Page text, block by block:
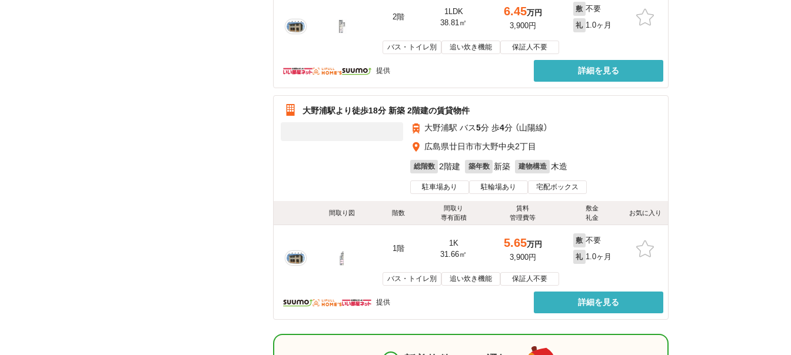
2階
1LDK
38.81㎡
6.45万円
3,900円
敷 不要
礼 1.0ヶ月
バス・トイレ別 追い炊き機能 保証人不要
提供 詳細を見る
大野浦駅より徒歩18分 新築 2階建の賃貸物件
大野浦駅 バス5分 歩4分 （山陽線）
広島県廿日市市大野中央2丁目
総階数 2階建 築年数 新築 建物構造 木造
駐車場あり 駐輪場あり 宅配ボックス
間取り図 階数
間取り
専有面積
賃料
管理費等
敷金
礼金
お気に入り
1階
1K
31.66㎡
5.65万円
3,900円
敷 不要
礼 1.0ヶ月
バス・トイレ別 追い炊き機能 保証人不要
提供 詳細を見る